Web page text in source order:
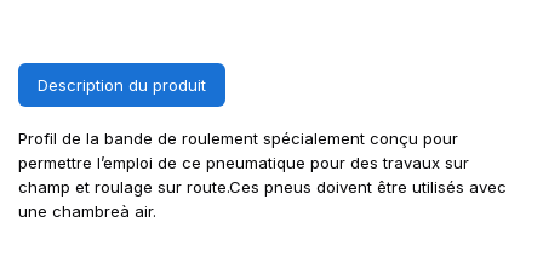
Description du produit
Profil de la bande de roulement spécialement conçu pour
permettre l’emploi de ce pneumatique pour des travaux sur
champ et roulage sur route.Ces pneus doivent être utilisés avec
une chambreà air.